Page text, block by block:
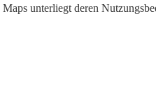
unterliegt deren